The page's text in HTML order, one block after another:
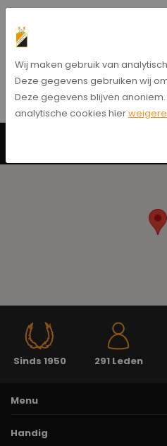
Nick Steenkamp
Bericht delen
Sinds 1950 291 Leden
Menu
Handig
Wij maken gebruik van
Deze gegevens gebruiken wij
Deze gegevens blijven
analytische cookies hier